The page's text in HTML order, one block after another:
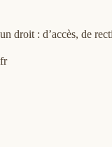
droit : d’accès, de